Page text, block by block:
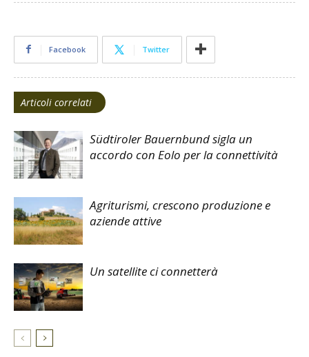
Facebook Twitter
Articoli correlati
Südtiroler Bauernbund sigla un
accordo con Eolo per la connettività
Agriturismi, crescono produzione e
aziende attive
Un satellite ci connetterà